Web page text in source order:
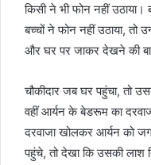
किसी ने भी फोन नहीं
बच्चों ने फोन नहीं उठाया, तो
और घर पर जाकर देखने की
चौकीदार जब घर पहुंचा, तो
वहीं आर्यन के बेडरूम का
दरवाजा खोलकर आर्यन को
पहुंचे, तो देखा कि उसकी लाश